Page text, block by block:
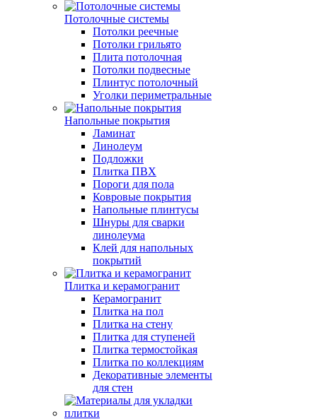
Потолочные системы
Потолки реечные
Потолки грильято
Плита потолочная
Потолки подвесные
Плинтус потолочный
Уголки периметральные
Напольные покрытия
Ламинат
Линолеум
Подложки
Плитка ПВХ
Пороги для пола
Ковровые покрытия
Напольные плинтусы
Шнуры для сварки
линолеума
Клей для напольных
покрытий
Плитка и керамогранит
Керамогранит
Плитка на пол
Плитка на стену
Плитка для ступеней
Плитка термостойкая
Плитка по коллекциям
Декоративные элементы
для стен